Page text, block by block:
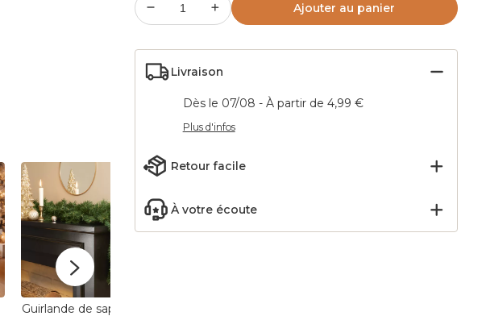
Ajouter au panier
Livraison
Dès le 07/08 - À partir de 4,99 €
Plus d'infos
Retour facile
À votre écoute
Guirlande de sapin (300